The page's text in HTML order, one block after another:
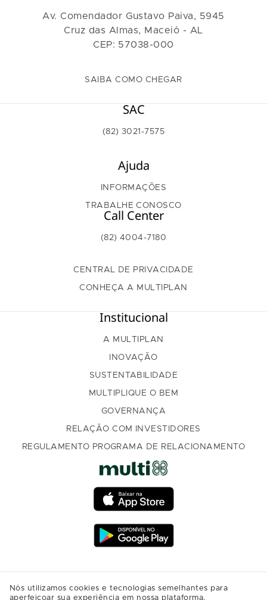
Nós utilizamos cookies e tecnologias semelhantes para
aperfeiçoar sua experiência em nossa plataforma,
Av. Comendador Gustavo Paiva, 5945
Cruz das Almas, Maceió - AL
CEP: 57038-000
SAIBA COMO CHEGAR
SAC
(82) 3021-7575
Ajuda
INFORMAÇÕES
TRABALHE CONOSCO
Call Center
(82) 4004-7180
CENTRAL DE PRIVACIDADE
CONHEÇA A MULTIPLAN
Institucional
A MULTIPLAN
INOVAÇÃO
SUSTENTABILIDADE
MULTIPLIQUE O BEM
GOVERNANÇA
RELAÇÃO COM INVESTIDORES
REGULAMENTO PROGRAMA DE RELACIONAMENTO